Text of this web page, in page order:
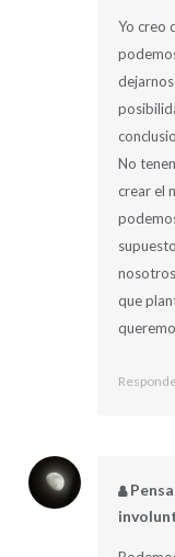
Yo creo
No
crear el
que